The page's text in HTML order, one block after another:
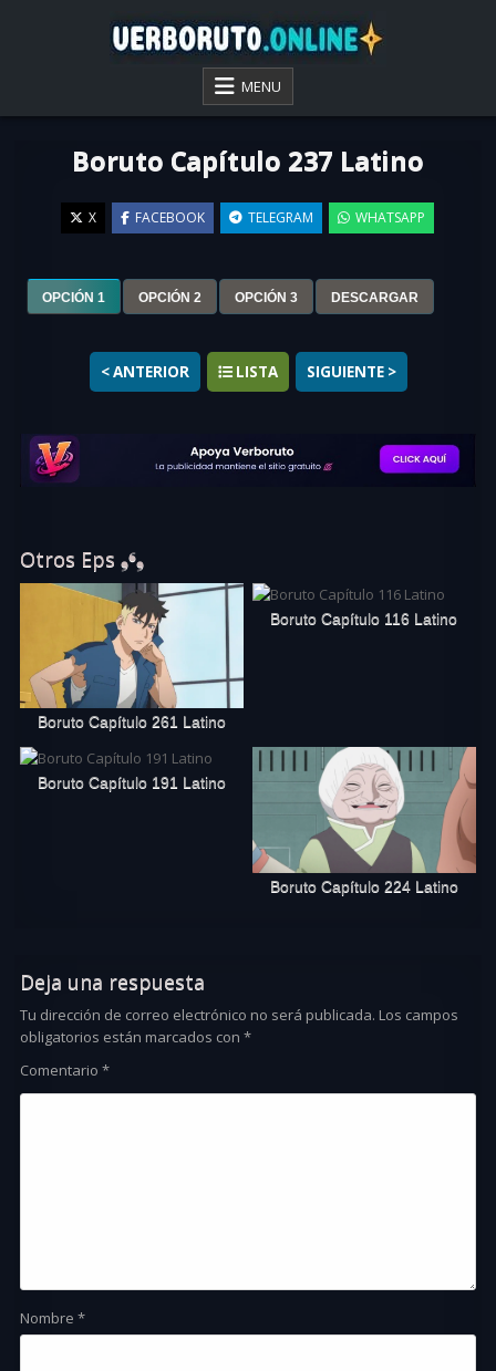
VER BORUTO ONLINE
MENU
Boruto Capítulo 237 Latino
X FACEBOOK TELEGRAM WHATSAPP
OPCIÓN 1 OPCIÓN 2 OPCIÓN 3 DESCARGAR
▶
< ANTERIOR LISTA SIGUIENTE >
Otros Eps ❟❛❟
Boruto Capítulo 261 Latino
Boruto Capítulo 116 Latino
Boruto Capítulo 191 Latino
Boruto Capítulo 224 Latino
Deja una respuesta
Tu dirección de correo electrónico no será publicada. Los campos
obligatorios están marcados con*
Comentario*
Nombre*